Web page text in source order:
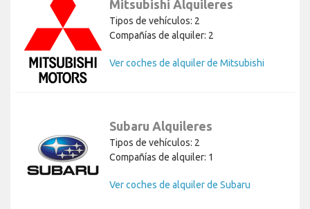
Mitsubishi Alquileres
Tipos de vehículos: 2
Compañías de alquiler: 2
Ver coches de alquiler de Mitsubishi
Subaru Alquileres
Tipos de vehículos: 2
Compañías de alquiler: 1
Ver coches de alquiler de Subaru